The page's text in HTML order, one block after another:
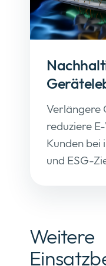
Verlängere
reduziere
Kunden bei
und ESG-
Weitere